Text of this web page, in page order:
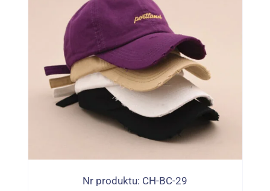
Nr produktu: CH-BC-29